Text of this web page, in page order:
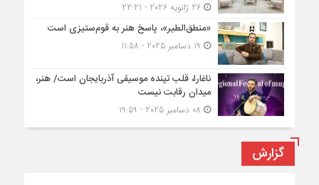
26 ژانویه 2026 - 22:21
«منطق‌الطیر»، پاسخ هنر به قوم‌ستیزی است
ناغارا، قلب تپنده موسیقی آذربایجان است/ هنر،
میدان رقابت نیست
گزارش